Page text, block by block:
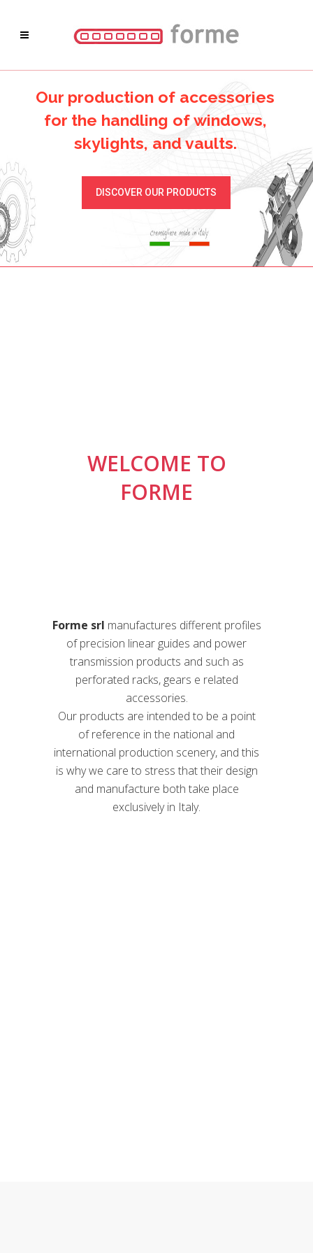
Our production of accessories
for the handling of windows,
skylights, and vaults.
DISCOVER OUR PRODUCTS
WELCOME TO
FORME
Forme srl manufactures different profiles
of precision linear guides and power
transmission products and such as
perforated racks, gears e related
accessories.
Our products are intended to be a point
of reference in the national and
international production scenery, and this
is why we care to stress that their design
and manufacture both take place
exclusively in Italy.